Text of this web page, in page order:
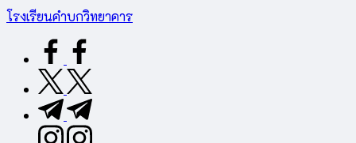
Skip
content
โรงเรียนคำบกวิทยาคาร
อ.คำชะอี
จ.มุกดาหาร
สำนักงาน
เขต
facebook.com
twitter.com
t.me
instagram.com